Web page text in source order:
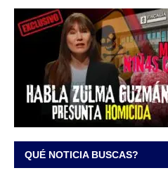
QUÉ NOTICIA BUSCAS?